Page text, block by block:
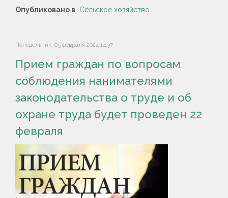
Опубликовано в Сельское хозяйство
Понедельник, 05 февраля 2024 14:37
Прием граждан по вопросам
соблюдения нанимателями
законодательства о труде и об
охране труда будет проведен 22
февраля